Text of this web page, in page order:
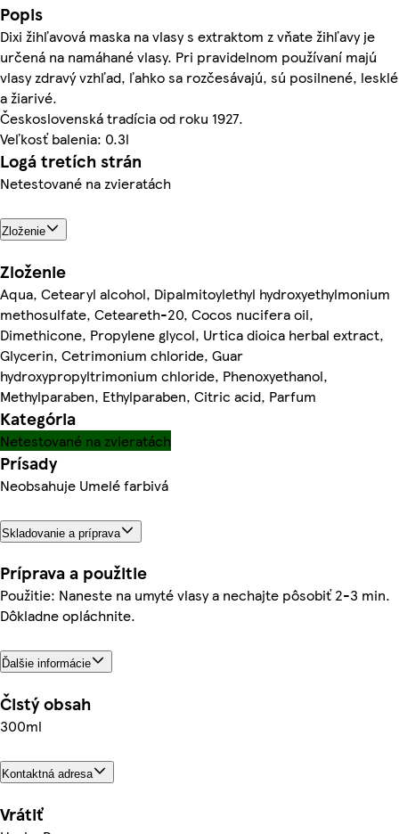
Popis
Dixi žihľavová maska na vlasy s extraktom z vňate žihľavy je
určená na namáhané vlasy. Pri pravidelnom používaní majú
vlasy zdravý vzhľad, ľahko sa rozčesávajú, sú posilnené, lesklé
a žiarivé.
Československá tradícia od roku 1927.
Veľkosť balenia: 0.3l
Logá tretích strán
Netestované na zvieratách
Zloženie
Zloženie
Aqua, Cetearyl alcohol, Dipalmitoylethyl hydroxyethylmonium
methosulfate, Ceteareth-20, Cocos nucifera oil,
Dimethicone, Propylene glycol, Urtica dioica herbal extract,
Glycerin, Cetrimonium chloride, Guar
hydroxypropyltrimonium chloride, Phenoxyethanol,
Methylparaben, Ethylparaben, Citric acid, Parfum
Kategória
Netestované na zvieratách
Prísady
Neobsahuje Umelé farbivá
Skladovanie a príprava
Príprava a použitie
Použitie: Naneste na umyté vlasy a nechajte pôsobiť 2-3 min.
Dôkladne opláchnite.
Ďalšie informácie
Čistý obsah
300ml
Kontaktná adresa
Vrátiť